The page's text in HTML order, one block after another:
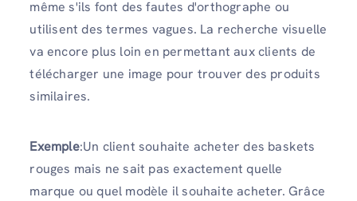
même s'ils font des fautes d'orthographe ou
utilisent des termes vagues. La recherche visuelle
va encore plus loin en permettant aux clients de
télécharger une image pour trouver des produits
similaires.
Exemple:Un client souhaite acheter des baskets
rouges mais ne sait pas exactement quelle
marque ou quel modèle il souhaite acheter. Grâce